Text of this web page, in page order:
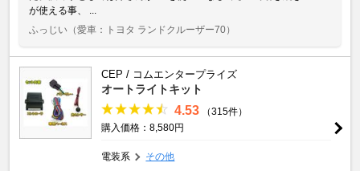
が使える事、 ...
ふっじい （愛車：トヨタ ランドクルーザー70）
CEP / コムエンタープライズ
オートライトキット
4.53
（315件）
購入価格：8,580円
電装系 その他